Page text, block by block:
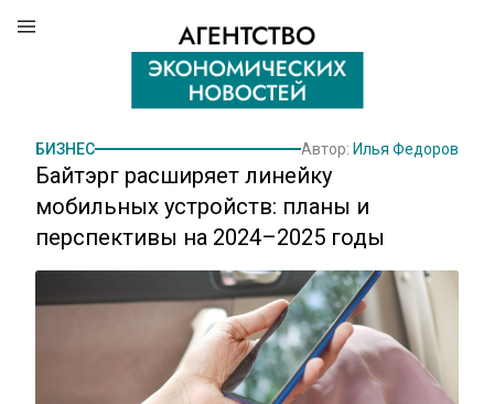
БИЗНЕС Автор: Илья Федоров
Байтэрг расширяет линейку
мобильных устройств: планы и
перспективы на 2024–2025 годы